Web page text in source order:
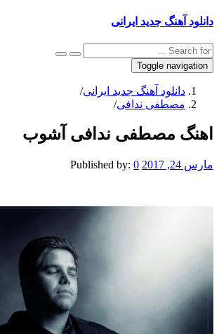
دانلود آهنگ جدید ایرانی
Toggle navigation
دانلود آهنگ جدید ایرانی/
مصطفی ندافی/
اهنگ مصطفی ندافی آشوب
مارس 24, 2017 Published by: 0